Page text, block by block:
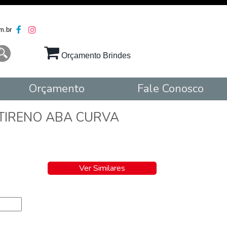
Orçamento Brindes
Orçamento Fale Conosco
ABA CURVA
Ver Similares